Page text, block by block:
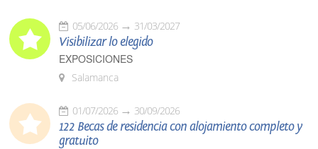
05/06/2026 31/03/2027
Visibilizar lo elegido
EXPOSICIONES
Salamanca
01/07/2026 30/09/2026
122 Becas de residencia con alojamiento completo y
gratuito